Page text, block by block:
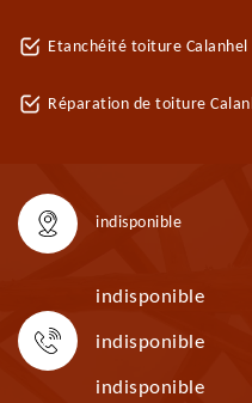
Etanchéité toiture Calanhel
Réparation de toiture
indisponible
indisponible
indisponible
indisponible